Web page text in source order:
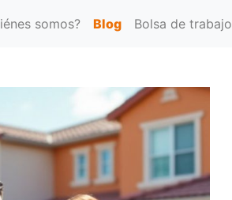
somos? Blog Bolsa de trabajo